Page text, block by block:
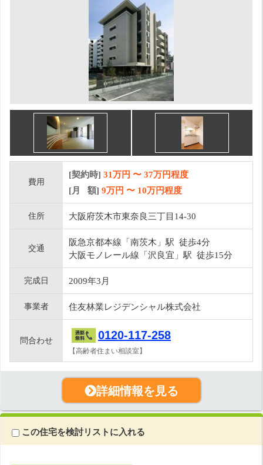
費用
[契約時] 31万円 〜 37万円程度
[月 額] 9万円 〜 10万円程度
住所 大阪府茨木市東奈良三丁目14-30
交通
阪急京都本線「南茨木」駅 徒歩4分
大阪モノレール線「沢良宜」駅 徒歩15分
完成日 2009年3月
事業者 住友林業レジデンシャル株式会社
問合わせ 0120-117-258
【高齢者住まい相談室】
詳細情報を見る
この住宅を検討リストに入れる